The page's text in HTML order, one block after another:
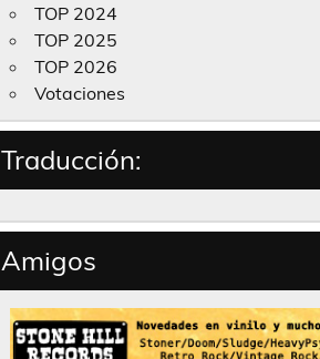
TOP 2024
TOP 2025
TOP 2026
Votaciones
Traducción:
Amigos